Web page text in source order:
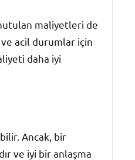
maliyetleri de
acil durumlar için
daha iyi
Ancak, bir
ve iyi bir anlaşma